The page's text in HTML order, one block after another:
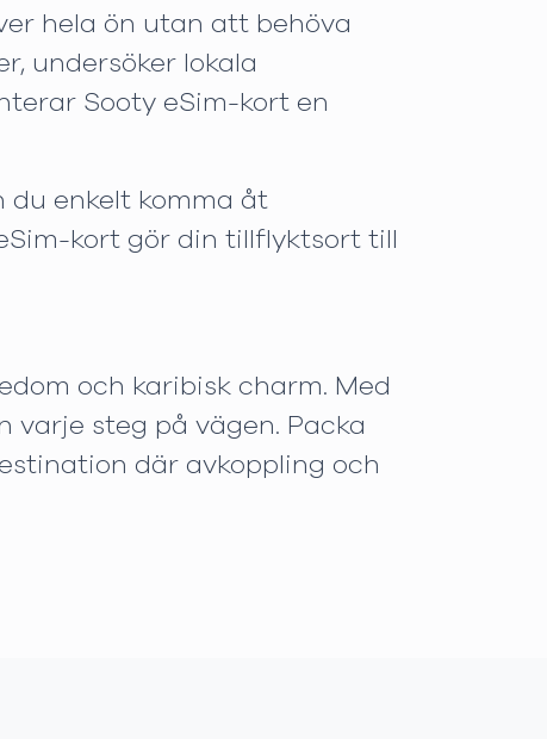
hela ön utan att behöva
undersöker lokala
Sooty eSim-kort en
du enkelt komma åt
kort gör din tillflyktsort till
och karibisk charm. Med
steg på vägen. Packa
där avkoppling och